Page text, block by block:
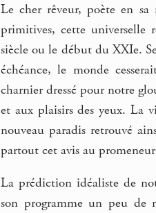
Le cher rêveur, poète en
primitives, cette universelle
siècle ou le début du XXIe.
échéance, le monde
charnier dressé pour notre
et aux plaisirs des yeux. La
nouveau paradis retrouvé
partout cet avis au
La prédiction idéaliste de
son programme un peu de